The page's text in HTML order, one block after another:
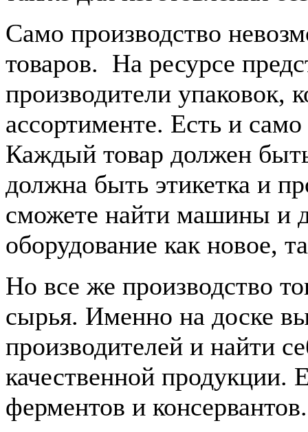
Само производство
товаров. На ресурсе
производители упаковок,
ассортименте. Есть и
Каждый товар должен
должна быть этикетка и
сможете найти машины и
оборудование как новое,
Но все же производство
сырья. Именно на доске
производителей и найти
качественной продукции.
ферментов и консервантов.